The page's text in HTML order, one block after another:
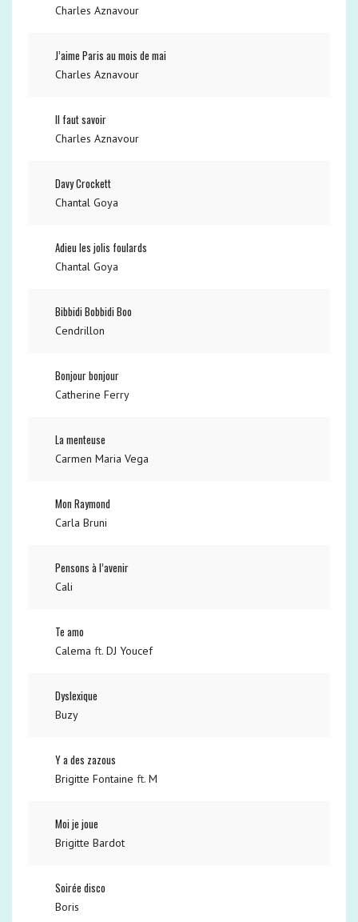
Charles Aznavour
J’aime Paris au mois de mai
Charles Aznavour
Il faut savoir
Charles Aznavour
Davy Crockett
Chantal Goya
Adieu les jolis foulards
Chantal Goya
Bibbidi Bobbidi Boo
Cendrillon
Bonjour bonjour
Catherine Ferry
La menteuse
Carmen Maria Vega
Mon Raymond
Carla Bruni
Pensons à l’avenir
Cali
Te amo
Calema ft. DJ Youcef
Dyslexique
Buzy
Y a des zazous
Brigitte Fontaine ft. M
Moi je joue
Brigitte Bardot
Soirée disco
Boris